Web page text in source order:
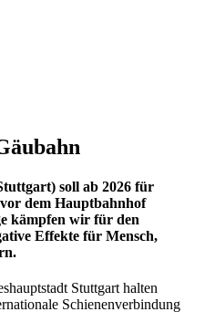
soll ab 2026 für
dem Hauptbahnhof
kämpfen wir für den
Effekte für Mensch,
Stuttgart halten
Schienenverbindung